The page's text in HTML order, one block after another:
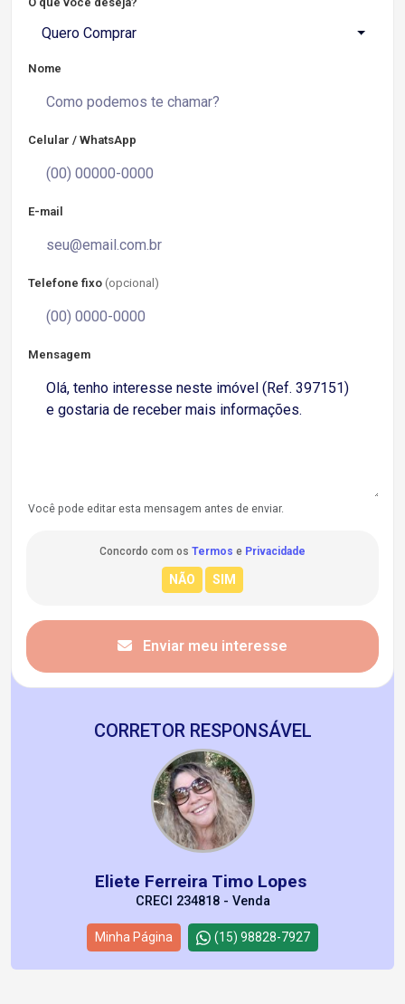
Quero Comprar
Nome
Celular / WhatsApp
E-mail
Telefone fixo (opcional)
Mensagem
Você pode editar esta mensagem antes de enviar.
Concordo com os Termos e Privacidade
Enviar meu interesse
CORRETOR RESPONSÁVEL
Eliete Ferreira Timo Lopes
CRECI 234818 - Venda
Minha Página (15) 98828-7927